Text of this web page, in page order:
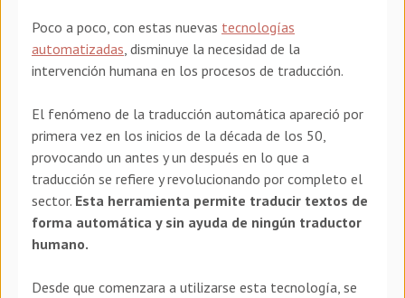
Poco a poco, con estas nuevas tecnologías
automatizadas , disminuye la necesidad de la
intervención humana en los procesos de traducción.
El fenómeno de la traducción automática apareció por
primera vez en los inicios de la década de los 50,
provocando un antes y un después en lo que a
traducción se refiere y revolucionando por completo el
sector. Esta herramienta permite traducir textos de
forma automática y sin ayuda de ningún traductor
humano.
Desde que comenzara a utilizarse esta tecnología, se